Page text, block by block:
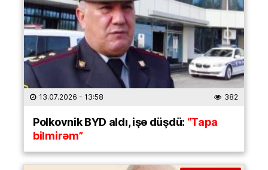
13.07.2026 - 13:58 382
Polkovnik BYD aldı, işə düşdü: “Tapa
bilmirəm”